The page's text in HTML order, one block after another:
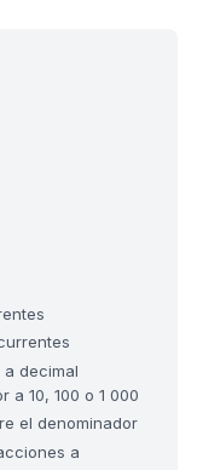
decimal
a 10, 100 o 1 000
el denominador
a